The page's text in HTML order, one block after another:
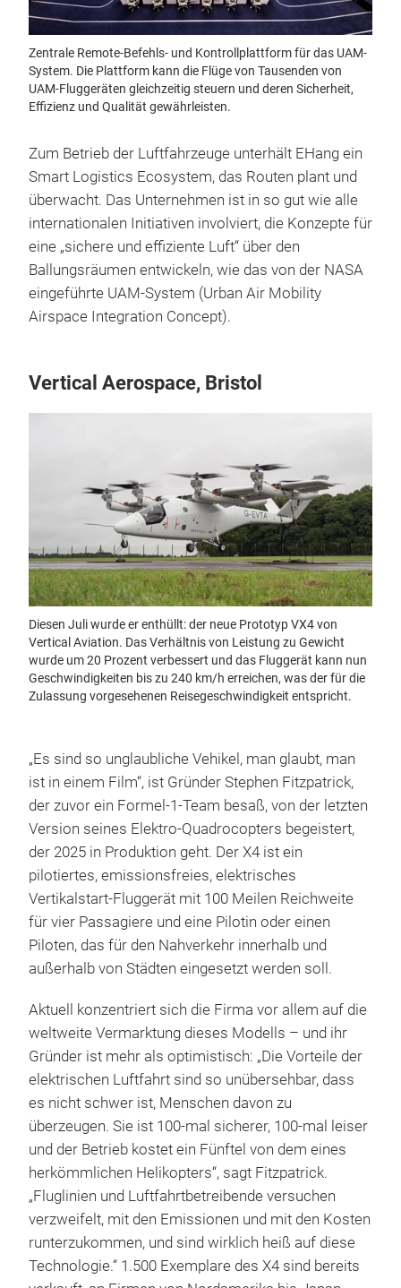
Zentrale Remote-Befehls- und Kontrollplattform für das UAM-
System. Die Plattform kann die Flüge von Tausenden von
UAM-Fluggeräten gleichzeitig steuern und deren Sicherheit,
Effizienz und Qualität gewährleisten.
Zum Betrieb der Luftfahrzeuge unterhält EHang ein
Smart Logistics Ecosystem, das Routen plant und
überwacht. Das Unternehmen ist in so gut wie alle
internationalen Initiativen involviert, die Konzepte für
eine „sichere und effiziente Luft“ über den
Ballungsräumen entwickeln, wie das von der NASA
eingeführte UAM-System (Urban Air Mobility
Airspace Integration Concept).
Vertical Aerospace, Bristol
Diesen Juli wurde er enthüllt: der neue Prototyp VX4 von
Vertical Aviation. Das Verhältnis von Leistung zu Gewicht
wurde um 20 Prozent verbessert und das Fluggerät kann nun
Geschwindigkeiten bis zu 240 km/h erreichen, was der für die
Zulassung vorgesehenen Reisegeschwindigkeit entspricht.
„Es sind so unglaubliche Vehikel, man glaubt, man
ist in einem Film“, ist Gründer Stephen Fitzpatrick,
der zuvor ein Formel-1-Team besaß, von der letzten
Version seines Elektro-Quadrocopters begeistert,
der 2025 in Produktion geht. Der X4 ist ein
pilotiertes, emissionsfreies, elektrisches
Vertikalstart-Fluggerät mit 100 Meilen Reichweite
für vier Passagiere und eine Pilotin oder einen
Piloten, das für den Nahverkehr innerhalb und
außerhalb von Städten eingesetzt werden soll.
Aktuell konzentriert sich die Firma vor allem auf die
weltweite Vermarktung dieses Modells – und ihr
Gründer ist mehr als optimistisch: „Die Vorteile der
elektrischen Luftfahrt sind so unübersehbar, dass
es nicht schwer ist, Menschen davon zu
überzeugen. Sie ist 100-mal sicherer, 100-mal leiser
und der Betrieb kostet ein Fünftel von dem eines
herkömmlichen Helikopters“, sagt Fitzpatrick.
„Fluglinien und Luftfahrtbetreibende versuchen
verzweifelt, mit den Emissionen und mit den Kosten
runterzukommen, und sind wirklich heiß auf diese
Technologie.“ 1.500 Exemplare des X4 sind bereits